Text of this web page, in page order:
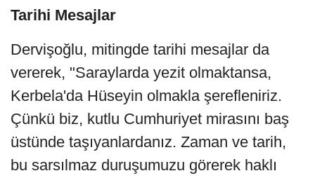
Tarihi Mesajlar
Dervişoğlu, mitingde tarihi mesajlar da
vererek, "Saraylarda yezit olmaktansa,
Kerbela'da Hüseyin olmakla şerefleniriz.
Çünkü biz, kutlu Cumhuriyet mirasını baş
üstünde taşıyanlardanız. Zaman ve tarih,
bu sarsılmaz duruşumuzu görerek haklı